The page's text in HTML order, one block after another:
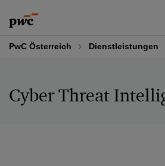
to
content
to
footer
PwC Österreich Dienstleistungen
Cyber Threat